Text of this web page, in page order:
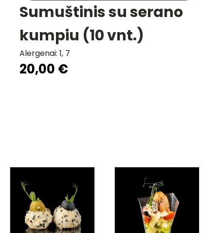
Sumuštinis su serano
kumpiu (10 vnt.)
Alergenai: 1, 7
20,00 €